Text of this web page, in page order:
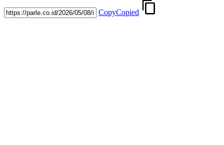
CopyCopied